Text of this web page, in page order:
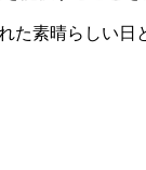
た素晴らしい日